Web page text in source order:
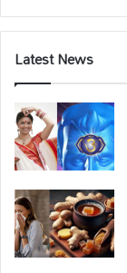
Latest News